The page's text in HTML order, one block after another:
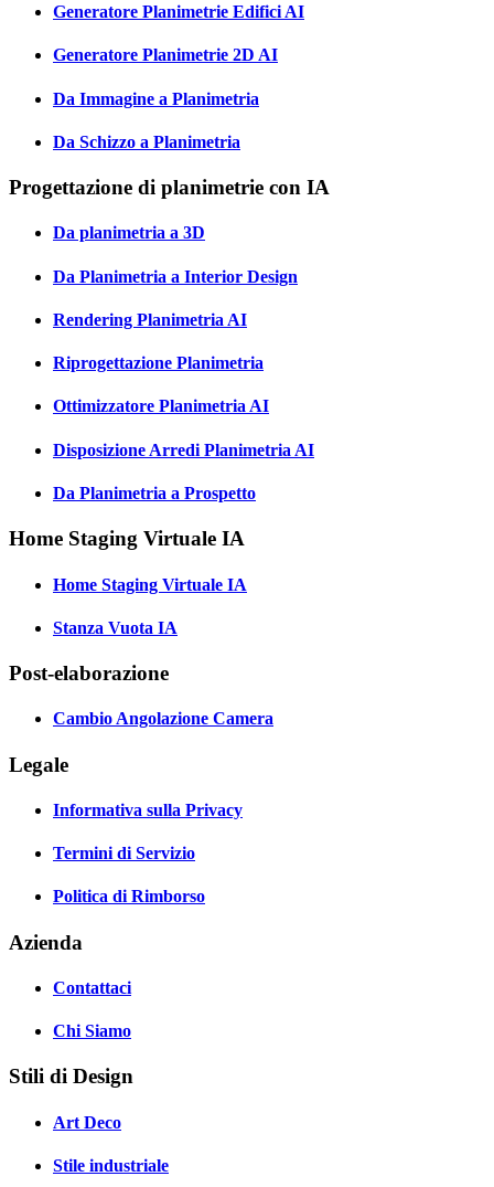
Generatore Planimetrie Edifici AI
Generatore Planimetrie 2D AI
Da Immagine a Planimetria
Da Schizzo a Planimetria
Progettazione di planimetrie con IA
Da planimetria a 3D
Da Planimetria a Interior Design
Rendering Planimetria AI
Riprogettazione Planimetria
Ottimizzatore Planimetria AI
Disposizione Arredi Planimetria AI
Da Planimetria a Prospetto
Home Staging Virtuale IA
Home Staging Virtuale IA
Stanza Vuota IA
Post-elaborazione
Cambio Angolazione Camera
Legale
Informativa sulla Privacy
Termini di Servizio
Politica di Rimborso
Azienda
Contattaci
Chi Siamo
Stili di Design
Art Deco
Stile industriale